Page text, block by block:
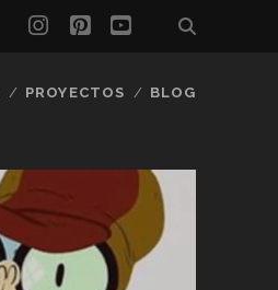
instagram
pinterest
youtube
PROYECTOS BLOG